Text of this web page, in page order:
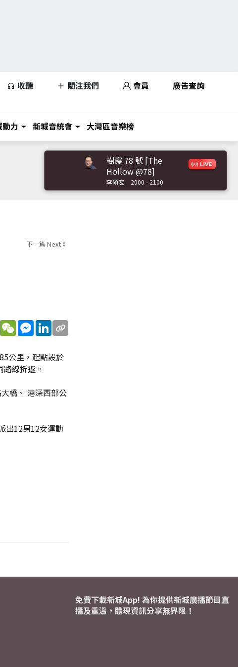
收聽 關注我們 會員 廣告查詢
力 新城音統會 大灣區音樂榜
樹窿 78 號 [The
Hollow @78]
李碩宏 2000 - 2100
下一篇 Next 》
WhatsApp
WeChatMessenger
LinkedIn
公里，起點設於
線折返。
橋、 港深西部公
出12男12女運動
免費下載新城App! 為你提供新城廣播節目直
播及重溫，體現資訊分享無界限！